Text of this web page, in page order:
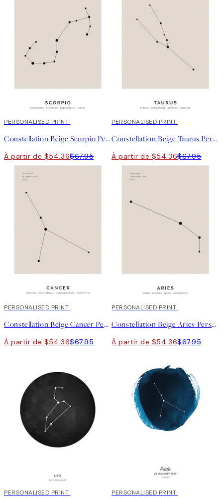
20%*
PERSONALISED PRINT
Constellation Beige Scorpio Personal Affiche
À partir de $54.36$67.95
20%*
PERSONALISED PRINT
Constellation Beige Taurus Personal Affiche
À partir de $54.36$67.95
20%*
PERSONALISED PRINT
Constellation Beige Cancer Personal Affiche
À partir de $54.36$67.95
20%*
PERSONALISED PRINT
Constellation Beige Aries Personal Affiche
À partir de $54.36$67.95
20%*
PERSONALISED PRINT 20%*
PERSONALISED PRINT